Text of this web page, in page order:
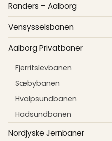
Randers – Aalborg
Vensysselsbanen
Aalborg Privatbaner
Fjerritslevbanen
Sæbybanen
Hvalpsundbanen
Hadsundbanen
Nordjyske Jernbaner